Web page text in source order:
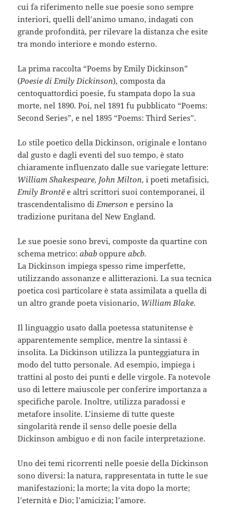
cui fa riferimento nelle sue poesie sono sempre
interiori, quelli dell’animo umano, indagati con
grande profondità, per rilevare la distanza che esite
tra mondo interiore e mondo esterno.
La prima raccolta “Poems by Emily Dickinson”
(Poesie di Emily Dickinson), composta da
centoquattordici poesie, fu stampata dopo la sua
morte, nel 1890. Poi, nel 1891 fu pubblicato “Poems:
Second Series”, e nel 1895 “Poems: Third Series”.
Lo stile poetico della Dickinson, originale e lontano
dal gusto e dagli eventi del suo tempo, è stato
chiaramente influenzato dalle sue variegate letture:
William Shakespeare, John Milton, i poeti metafisici,
Emily Brontëe altri scrittori suoi contemporanei, il
trascendentalismo di Emerson e persino la
tradizione puritana del New England.
Le sue poesie sono brevi, composte da quartine con
schema metrico:ababoppureabcb.
La Dickinson impiega spesso rime imperfette,
utilizzando assonanze e allitterazioni. La sua tecnica
poetica così particolare è stata assimilata a quella di
un altro grande poeta visionario, William Blake.
Il linguaggio usato dalla poetessa statunitense è
apparentemente semplice, mentre la sintassi è
insolita. La Dickinson utilizza la punteggiatura in
modo del tutto personale. Ad esempio, impiega i
trattini al posto dei punti e delle virgole. Fa notevole
uso di lettere maiuscole per conferire importanza a
specifiche parole. Inoltre, utilizza paradossi e
metafore insolite. L’insieme di tutte queste
singolarità rende il senso delle poesie della
Dickinson ambiguo e di non facile interpretazione.
Uno dei temi ricorrenti nelle poesie della Dickinson
sono diversi: la natura, rappresentata in tutte le sue
manifestazioni; la morte; la vita dopo la morte;
l’eternità e Dio; l’amicizia; l’amore.